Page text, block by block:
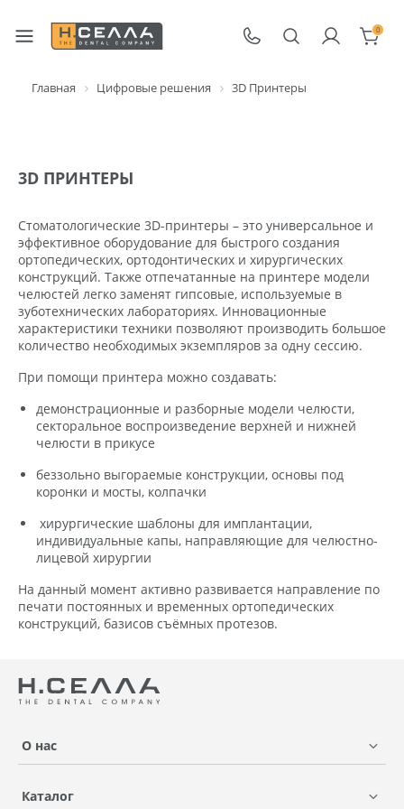
0
Главная Цифровые решения 3D Принтеры
3D ПРИНТЕРЫ
Стоматологические 3D-принтеры – это универсальное и
эффективное оборудование для быстрого создания
ортопедических, ортодонтических и хирургических
конструкций. Также отпечатанные на принтере модели
челюстей легко заменят гипсовые, используемые в
зуботехнических лабораториях. Инновационные
характеристики техники позволяют производить большое
количество необходимых экземпляров за одну сессию.
При помощи принтера можно создавать:
демонстрационные и разборные модели челюсти,
секторальное воспроизведение верхней и нижней
челюсти в прикусе
беззольно выгораемые конструкции, основы под
коронки и мосты, колпачки
хирургические шаблоны для имплантации,
индивидуальные капы, направляющие для челюстно-
лицевой хирургии
На данный момент активно развивается направление по
печати постоянных и временных ортопедических
конструкций, базисов съёмных протезов.
О нас
Каталог